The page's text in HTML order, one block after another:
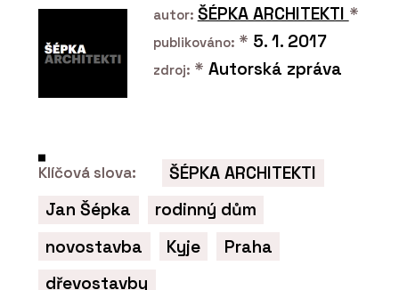
Indukční varná deska Mythos 2Gether
Icon Steel s odsavačem par - Franke
autor: ŠÉPKA ARCHITEKTI *
publikováno: * 5. 1. 2017
zdroj: * Autorská zpráva
Klíčová slova:
ŠÉPKA ARCHITEKTI
Jan Šépka
rodinný dům
novostavba
Kyje
Praha
dřevostavby